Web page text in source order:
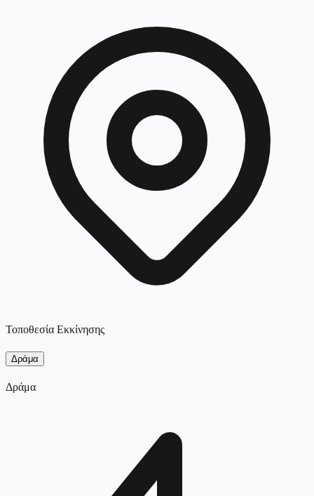
Τοποθεσία Εκκίνησης
Δράμα
Δράμα